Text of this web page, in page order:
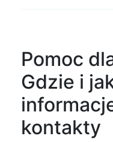
Pomoc
Gdzie i
kontakty